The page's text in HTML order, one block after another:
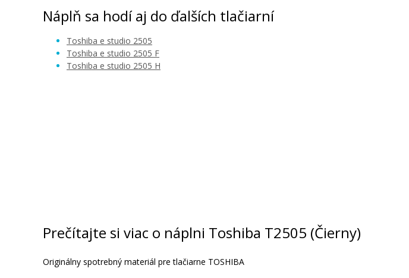
Náplň sa hodí aj do ďalších tlačiarní
Toshiba e studio 2505
Toshiba e studio 2505 F
Toshiba e studio 2505 H
Prečítajte si viac o náplni Toshiba T2505 (Čierny)
Originálny spotrebný materiál pre tlačiarne TOSHIBA